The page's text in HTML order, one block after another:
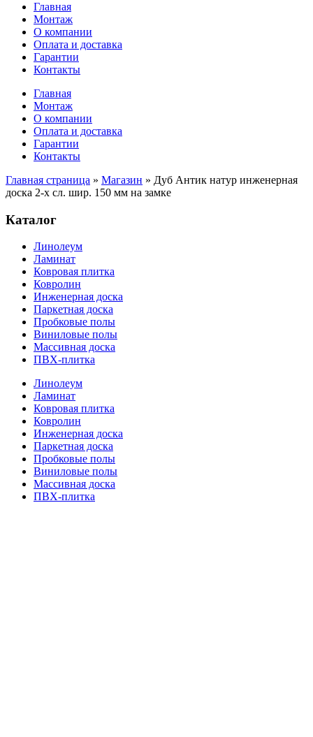
Главная
Монтаж
О компании
Оплата и доставка
Гарантии
Контакты
Главная
Монтаж
О компании
Оплата и доставка
Гарантии
Контакты
Главная страница » Магазин » Дуб Антик натур инженерная
доска 2-х сл. шир. 150 мм на замке
Каталог
Линолеум
Ламинат
Ковровая плитка
Ковролин
Инженерная доска
Паркетная доска
Пробковые полы
Виниловые полы
Массивная доска
ПВХ-плитка
Линолеум
Ламинат
Ковровая плитка
Ковролин
Инженерная доска
Паркетная доска
Пробковые полы
Виниловые полы
Массивная доска
ПВХ-плитка